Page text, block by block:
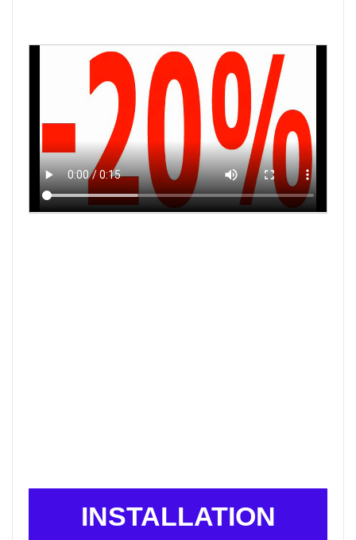
INSTALLATION